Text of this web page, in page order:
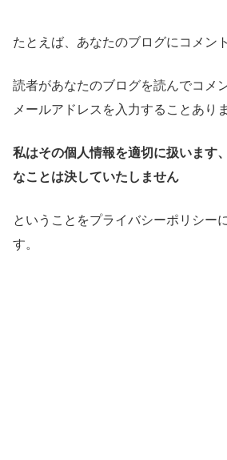
たとえば、あなたのブログにコメン
読者があなたのブログを読んでコメ
メールアドレスを入力することあり
私はその個人情報を適切に扱います
なことは決していたしません
ということをプライバシーポリシー
す。